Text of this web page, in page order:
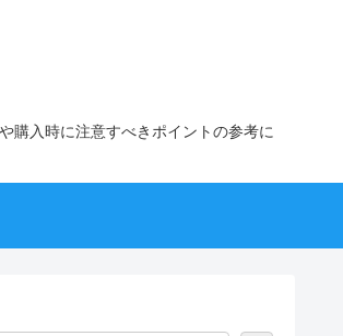
購入時に注意すべきポイントの参考に